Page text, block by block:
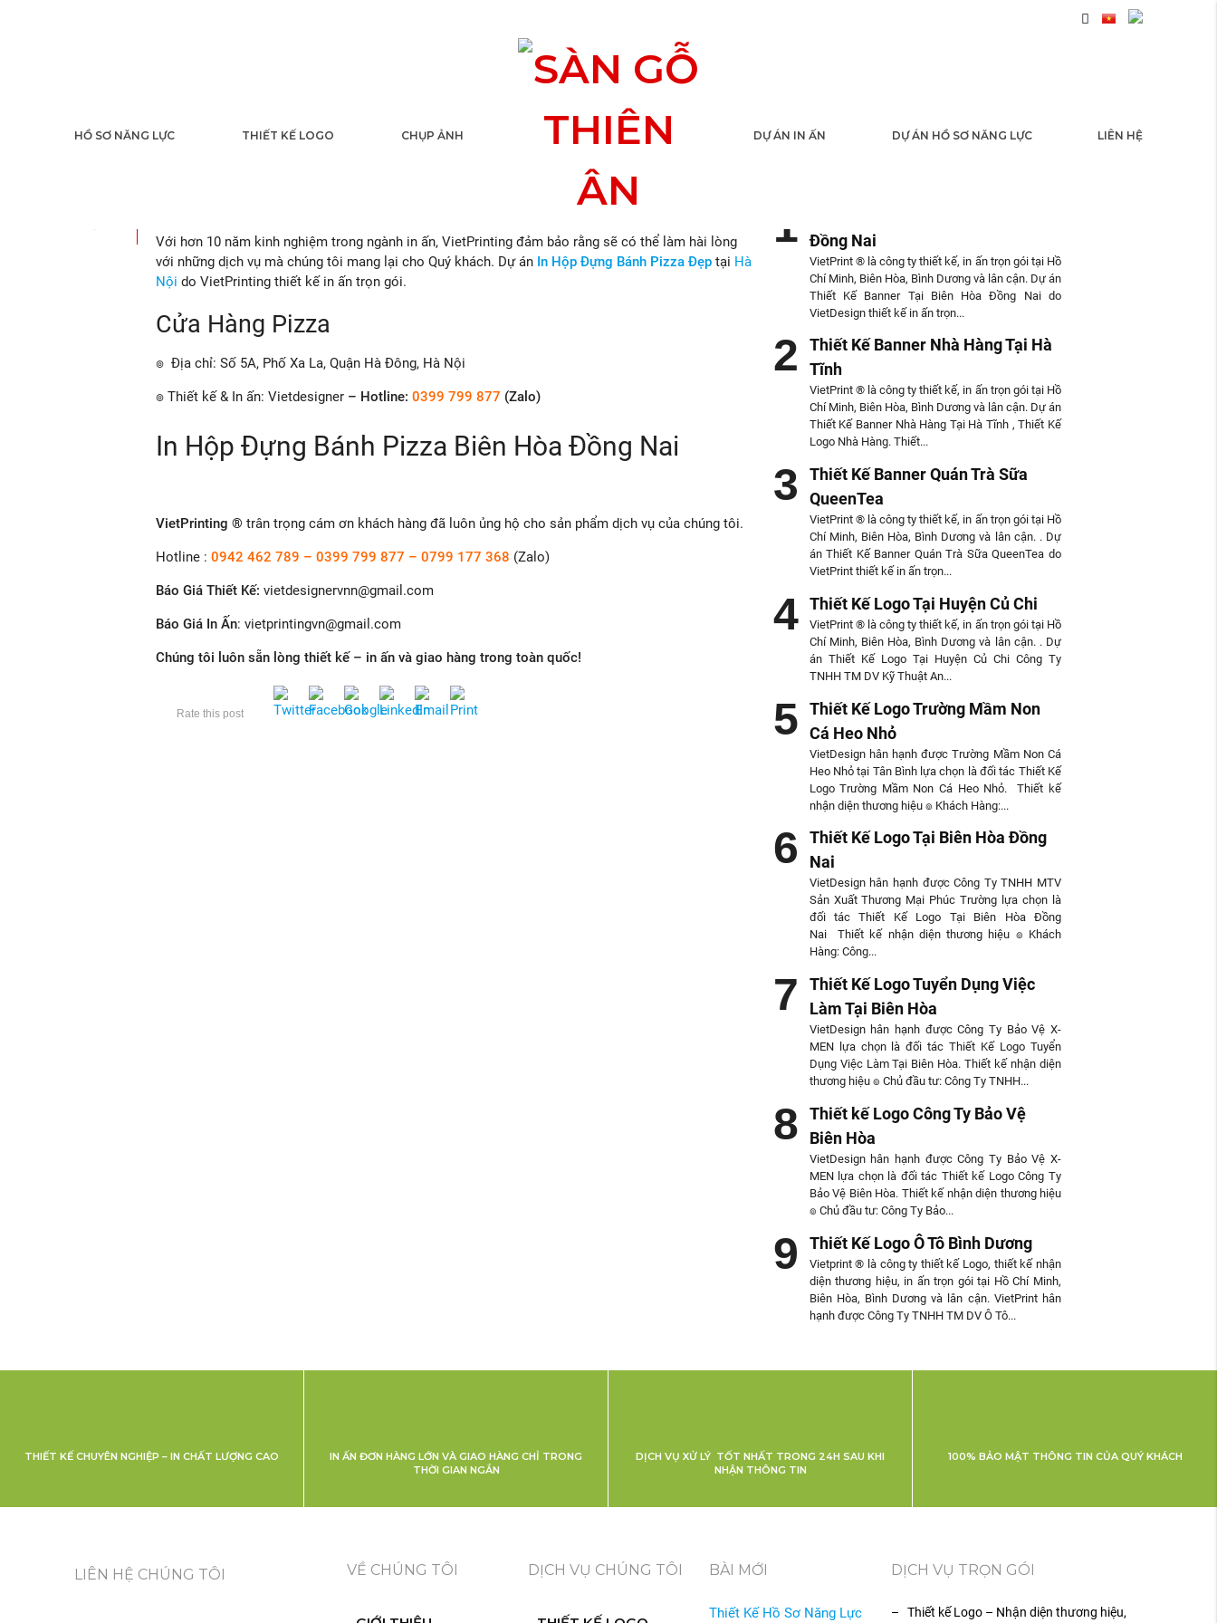
HỒ SƠ NĂNG LỰC THIẾT KẾ LOGO CHỤP ẢNH DỰ ÁN IN ẤN DỰ ÁN HỒ SƠ NĂNG LỰC LIÊN HỆ
In Hộp Đựng Bánh Pizza Biên Hòa
Với hơn 10 năm kinh nghiệm trong ngành in ấn, VietPrinting đảm bảo rằng sẽ có thể làm hài lòng
với những dịch vụ mà chúng tôi mang lại cho Quý khách. Dự án In Hộp Đựng Bánh Pizza Đẹp tại Hà
Nội do VietPrinting thiết kế in ấn trọn gói.
Cửa Hàng Pizza
๏ Địa chỉ: Số 5A, Phố Xa La, Quận Hà Đông, Hà Nội
๏ Thiết kế & In ấn: Vietdesigner – Hotline: 0399 799 877 (Zalo)
In Hộp Đựng Bánh Pizza Biên Hòa Đồng Nai
VietPrinting ® trân trọng cám ơn khách hàng đã luôn ủng hộ cho sản phẩm dịch vụ của chúng tôi.
Hotline : 0942 462 789 – 0399 799 877 – 0799 177 368 (Zalo)
Báo Giá Thiết Kế: vietdesignervnn@gmail.com
Báo Giá In Ấn: vietprintingvn@gmail.com
Chúng tôi luôn sẵn lòng thiết kế – in ấn và giao hàng trong toàn quốc!
Rate this post
Đồng Nai
VietPrint ® là công ty thiết kế, in ấn trọn gói tại Hồ
Chí Minh, Biên Hòa, Bình Dương và lân cận. Dự án
Thiết Kế Banner Tại Biên Hòa Đồng Nai do
VietDesign thiết kế in ấn trọn...
Thiết Kế Banner Nhà Hàng Tại Hà
Tĩnh
VietPrint ® là công ty thiết kế, in ấn trọn gói tại Hồ
Chí Minh, Biên Hòa, Bình Dương và lân cận. Dự án
Thiết Kế Banner Nhà Hàng Tại Hà Tĩnh , Thiết Kế
Logo Nhà Hàng. Thiết...
Thiết Kế Banner Quán Trà Sữa
QueenTea
VietPrint ® là công ty thiết kế, in ấn trọn gói tại Hồ
Chí Minh, Biên Hòa, Bình Dương và lân cận. . Dự
án Thiết Kế Banner Quán Trà Sữa QueenTea do
VietPrint thiết kế in ấn trọn...
Thiết Kế Logo Tại Huyện Củ Chi
VietPrint ® là công ty thiết kế, in ấn trọn gói tại Hồ
Chí Minh, Biên Hòa, Bình Dương và lân cận. . Dự
án Thiết Kế Logo Tại Huyện Củ Chi Công Ty
TNHH TM DV Kỹ Thuật An...
Thiết Kế Logo Trường Mầm Non
Cá Heo Nhỏ
VietDesign hân hạnh được Trường Mầm Non Cá
Heo Nhỏ tại Tân Bình lựa chọn là đối tác Thiết Kế
Logo Trường Mầm Non Cá Heo Nhỏ. Thiết kế
nhận diện thương hiệu ๏ Khách Hàng:...
Thiết Kế Logo Tại Biên Hòa Đồng
Nai
VietDesign hân hạnh được Công Ty TNHH MTV
Sản Xuất Thương Mại Phúc Trường lựa chọn là
đối tác Thiết Kế Logo Tại Biên Hòa Đồng
Nai Thiết kế nhận diện thương hiệu ๏ Khách
Hàng: Công...
Thiết Kế Logo Tuyển Dụng Việc
Làm Tại Biên Hòa
VietDesign hân hạnh được Công Ty Bảo Vệ X-
MEN lựa chọn là đối tác Thiết Kế Logo Tuyển
Dụng Việc Làm Tại Biên Hòa. Thiết kế nhận diện
thương hiệu ๏ Chủ đầu tư: Công Ty TNHH...
Thiết kế Logo Công Ty Bảo Vệ
Biên Hòa
VietDesign hân hạnh được Công Ty Bảo Vệ X-
MEN lựa chọn là đối tác Thiết kế Logo Công Ty
Bảo Vệ Biên Hòa. Thiết kế nhận diện thương hiệu
๏ Chủ đầu tư: Công Ty Bảo...
Thiết Kế Logo Ô Tô Bình Dương
Vietprint ® là công ty thiết kế Logo, thiết kế nhận
diện thương hiệu, in ấn trọn gói tại Hồ Chí Minh,
Biên Hòa, Bình Dương và lân cận. VietPrint hân
hạnh được Công Ty TNHH TM DV Ô Tô...
THIẾT KẾ CHUYÊN NGHIỆP – IN CHẤT LƯỢNG CAO
IN ẤN ĐƠN HÀNG LỚN VÀ GIAO HÀNG CHỈ TRONG
THỜI GIAN NGẮN
DỊCH VỤ XỬ LÝ TỐT NHẤT TRONG 24H SAU KHI
NHẬN THÔNG TIN
100% BẢO MẬT THÔNG TIN CỦA QUÝ KHÁCH
LIÊN HỆ CHÚNG TÔI VỀ CHÚNG TÔI DỊCH VỤ CHÚNG TÔI BÀI MỚI
Thiết Kế Hồ Sơ Năng Lực
DỊCH VỤ TRỌN GÓI
– Thiết kế Logo – Nhận diện thương hiệu,